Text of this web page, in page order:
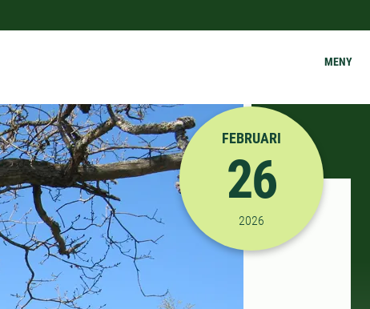
MENY
2026-02-26 13:00:00
FEBRUARI
26
2026